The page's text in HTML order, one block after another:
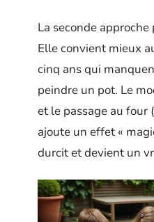
La seconde
Elle convient mieux
cinq ans qui
peindre un pot. Le
et le passage au four
ajoute un effet «
durcit et devient un